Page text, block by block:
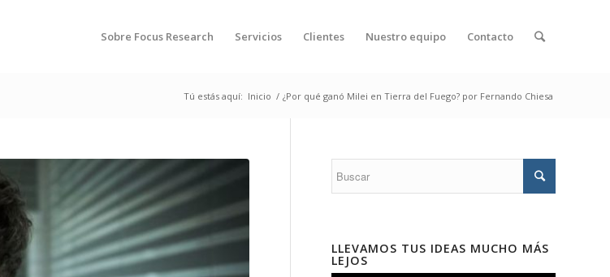
Sobre Focus Research Servicios Clientes Nuestro equipo Contacto
Tú estás aquí: Inicio / ¿Por qué ganó Milei en Tierra del Fuego? por Fernando Chiesa
LLEVAMOS TUS IDEAS MUCHO MÁS
LEJOS